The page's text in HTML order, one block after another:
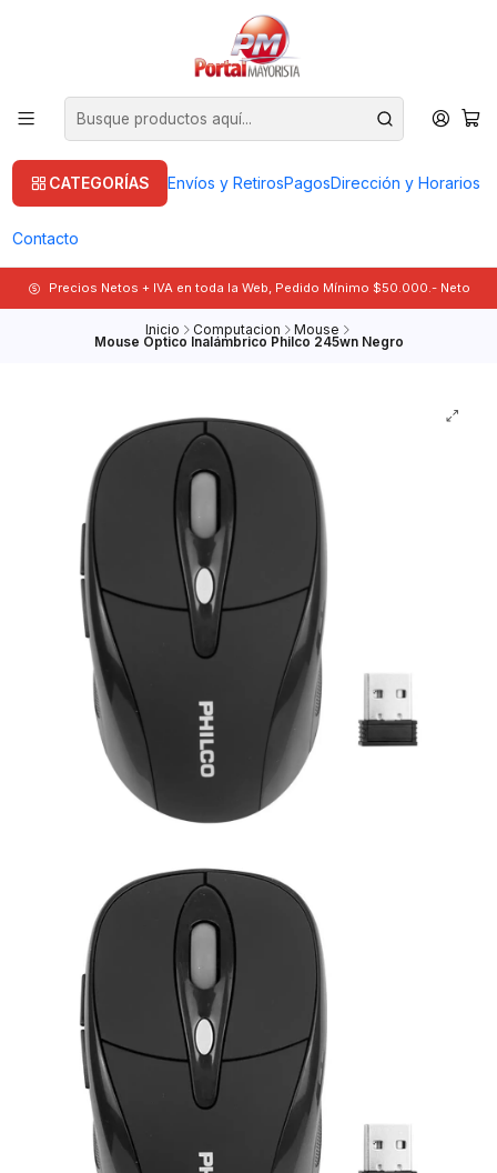
CATEGORÍAS Envíos y RetirosPagosDirección y Horarios
Contacto
Precios Netos + IVA en toda la Web, Pedido Mínimo $50.000.- Neto
Inicio Computacion Mouse
Mouse Óptico Inalámbrico Philco 245wn Negro